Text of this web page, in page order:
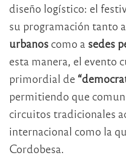
diseño logístico: el
su programación tanto
urbanos como a sedes
esta manera, el evento
primordial de
permitiendo que
circuitos tradicionales
internacional como la
Cordobesa.